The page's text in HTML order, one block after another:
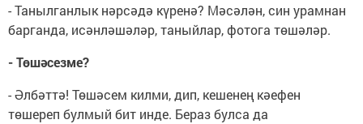
- Танылганлык нәрсәдә күренә? Мәсәлән, син урамнан
барганда, исәнләшәләр, таныйлар, фотога төшәләр.
- Төшәсезме?
- Әлбәттә! Төшәсем килми, дип, кешенең кәефен
төшереп булмый бит инде. Бераз булса да